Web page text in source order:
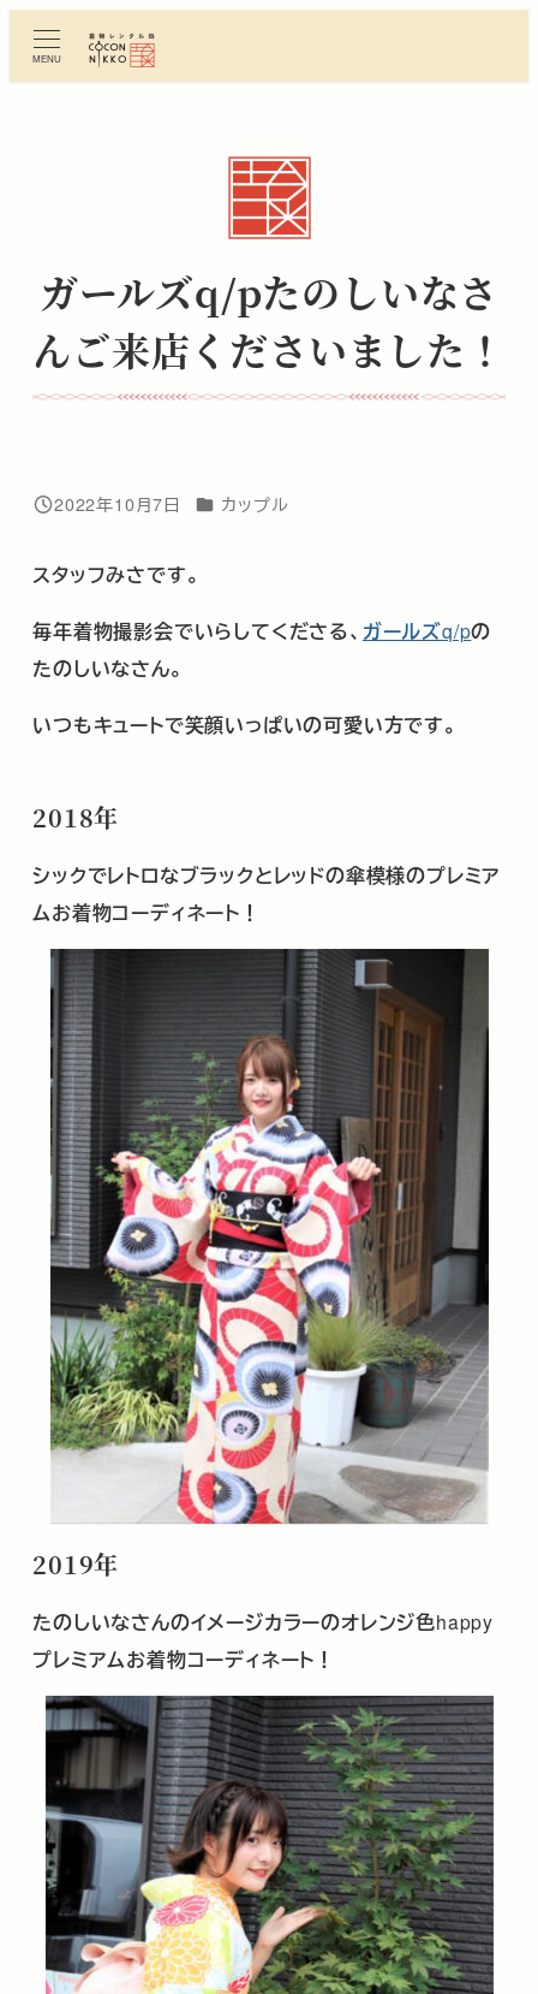
ン
MENU
ガールズq/pたのしいなさ
んご来店くださいました！
投稿日
2022年10月7日 カテゴリー
カップル
スタッフみさです。
毎年着物撮影会でいらしてくださる、 ガールズq/pの
たのしいなさん。
いつもキュートで笑顔いっぱいの可愛い方です。
2018年
シックでレトロなブラックとレッドの傘模様のプレミア
ムお着物コーディネート！
2019年
たのしいなさんのイメージカラーのオレンジ色happy
プレミアムお着物コーディネート！